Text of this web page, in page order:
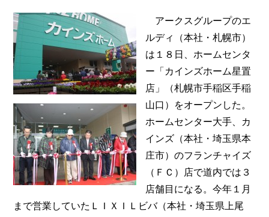
アークスグループのエ
ルディ（本社・札幌市）
は１８日、ホームセンタ
ー「カインズホーム星置
店」（札幌市手稲区手稲
山口）をオープンした。
ホームセンター大手、カ
インズ（本社・埼玉県本
庄市）のフランチャイズ
（ＦＣ）店で道内では３
店舗目になる。今年１月
まで営業していたＬＩＸＩＬビバ（本社・埼玉県上尾